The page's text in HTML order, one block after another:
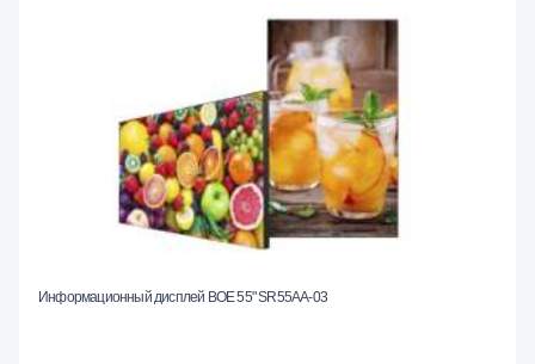
Информационный дисплей BOE 55" SR55AA-03